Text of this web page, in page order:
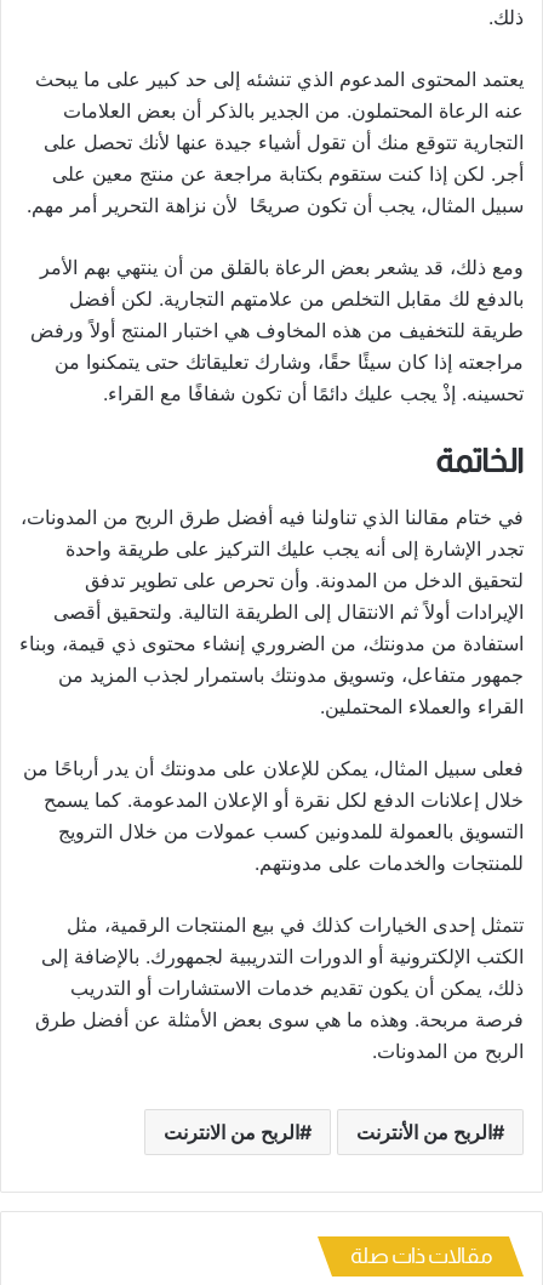
ذلك.
يعتمد المحتوى المدعوم الذي تنشئه إلى حد كبير على ما يبحث
عنه الرعاة المحتملون. من الجدير بالذكر أن بعض العلامات
التجارية تتوقع منك أن تقول أشياء جيدة عنها لأنك تحصل على
أجر. لكن إذا كنت ستقوم بكتابة مراجعة عن منتج معين على
سبيل المثال، يجب أن تكون صريحًا لأن نزاهة التحرير أمر مهم.
ومع ذلك، قد يشعر بعض الرعاة بالقلق من أن ينتهي بهم الأمر
بالدفع لك مقابل التخلص من علامتهم التجارية. لكن أفضل
طريقة للتخفيف من هذه المخاوف هي اختبار المنتج أولاً ورفض
مراجعته إذا كان سيئًا حقًا، وشارك تعليقاتك حتى يتمكنوا من
تحسينه. إذْ يجب عليك دائمًا أن تكون شفافًا مع القراء.
الخاتمة
في ختام مقالنا الذي تناولنا فيه أفضل طرق الربح من المدونات،
تجدر الإشارة إلى أنه يجب عليك التركيز على طريقة واحدة
لتحقيق الدخل من المدونة. وأن تحرص على تطوير تدفق
الإيرادات أولاً ثم الانتقال إلى الطريقة التالية. ولتحقيق أقصى
استفادة من مدونتك، من الضروري إنشاء محتوى ذي قيمة، وبناء
جمهور متفاعل، وتسويق مدونتك باستمرار لجذب المزيد من
القراء والعملاء المحتملين.
فعلى سبيل المثال، يمكن للإعلان على مدونتك أن يدر أرباحًا من
خلال إعلانات الدفع لكل نقرة أو الإعلان المدعومة. كما يسمح
التسويق بالعمولة للمدونين كسب عمولات من خلال الترويج
للمنتجات والخدمات على مدونتهم.
تتمثل إحدى الخيارات كذلك في بيع المنتجات الرقمية، مثل
الكتب الإلكترونية أو الدورات التدريبية لجمهورك. بالإضافة إلى
ذلك، يمكن أن يكون تقديم خدمات الاستشارات أو التدريب
فرصة مربحة. وهذه ما هي سوى بعض الأمثلة عن أفضل طرق
الربح من المدونات.
الربح من الأنترنت الربح من الانترنت
مقالات ذات صلة